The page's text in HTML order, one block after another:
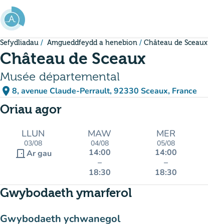
Mynd i'r prif gynnwys
Sefydliadau Amgueddfeydd a henebion Château de Sceaux
Château de Sceaux
Musée départemental
place 8, avenue Claude-Perrault, 92330 Sceaux, France
(agor yn Google Maps)
(tab newydd)
Oriau agor
LLUN
03/08
door_frontAr gau
MAW
04/08
14:00
–
18:30
MER
05/08
14:00
–
18:30
Gwybodaeth ymarferol
Gwybodaeth ychwanegol